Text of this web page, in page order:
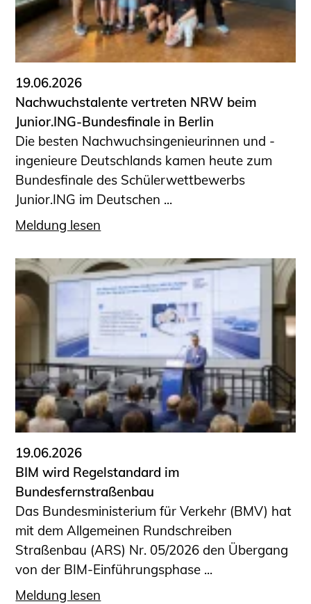
19.06.2026
Nachwuchstalente vertreten NRW beim
Junior.ING-Bundesfinale in Berlin
Die besten Nachwuchsingenieurinnen und -
ingenieure Deutschlands kamen heute zum
Bundesfinale des Schülerwettbewerbs
Junior.ING im Deutschen ...
Meldung lesen
19.06.2026
BIM wird Regelstandard im
Bundesfernstraßenbau
Das Bundesministerium für Verkehr (BMV) hat
mit dem Allgemeinen Rundschreiben
Straßenbau (ARS) Nr. 05/2026 den Übergang
von der BIM-Einführungsphase ...
Meldung lesen